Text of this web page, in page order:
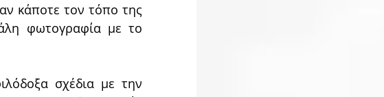
κάποτε τον τόπο της
φωτογραφία με το